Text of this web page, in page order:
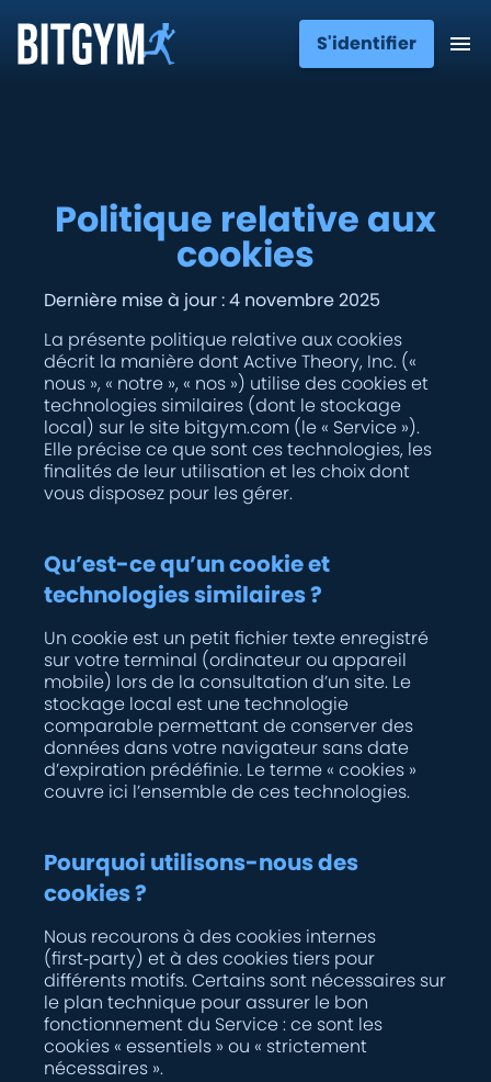
S'identifier
Politique relative aux
cookies
Dernière mise à jour : 4 novembre 2025
La présente politique relative aux cookies
décrit la manière dont Active Theory, Inc. («
nous », « notre », « nos ») utilise des cookies et
technologies similaires (dont le stockage
local) sur le site bitgym.com (le « Service »).
Elle précise ce que sont ces technologies, les
finalités de leur utilisation et les choix dont
vous disposez pour les gérer.
Qu’est-ce qu’un cookie et
technologies similaires ?
Un cookie est un petit fichier texte enregistré
sur votre terminal (ordinateur ou appareil
mobile) lors de la consultation d’un site. Le
stockage local est une technologie
comparable permettant de conserver des
données dans votre navigateur sans date
d’expiration prédéfinie. Le terme « cookies »
couvre ici l’ensemble de ces technologies.
Pourquoi utilisons-nous des
cookies ?
Nous recourons à des cookies internes
(first‑party) et à des cookies tiers pour
différents motifs. Certains sont nécessaires sur
le plan technique pour assurer le bon
fonctionnement du Service : ce sont les
cookies « essentiels » ou « strictement
nécessaires ».